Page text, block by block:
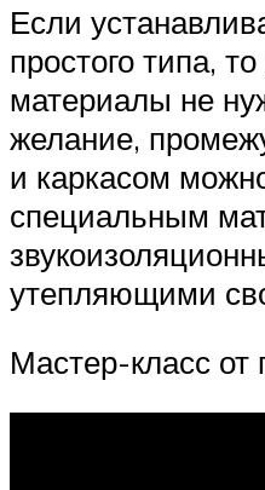
Если
простого типа,
материалы не
желание,
и каркасом
специальным
утепляющими
Мастер-класс от